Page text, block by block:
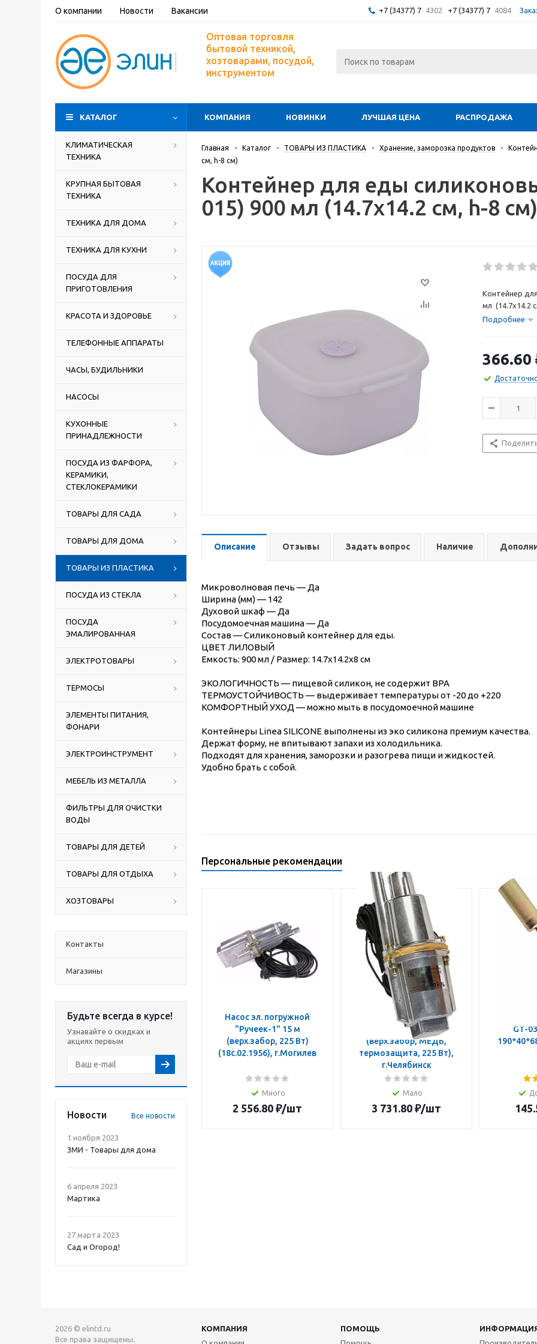
О компании Новости Вакансии +7 (34377) 7 4302 +7 (34377) 7 4084
Оптовая торговля
бытовой техникой,
хозтоварами, посудой,
инструментом
КАТАЛОГ КОМПАНИЯ НОВИНКИ ЛУЧШАЯ ЦЕНА РАСПРОДАЖА
КЛИМАТИЧЕСКАЯ
ТЕХНИКА
КРУПНАЯ БЫТОВАЯ
ТЕХНИКА
ТЕХНИКА ДЛЯ ДОМА
ТЕХНИКА ДЛЯ КУХНИ
ПОСУДА ДЛЯ
ПРИГОТОВЛЕНИЯ
КРАСОТА И ЗДОРОВЬЕ
ТЕЛЕФОННЫЕ АППАРАТЫ
ЧАСЫ, БУДИЛЬНИКИ
НАСОСЫ
КУХОННЫЕ
ПРИНАДЛЕЖНОСТИ
ПОСУДА ИЗ ФАРФОРА,
КЕРАМИКИ,
СТЕКЛОКЕРАМИКИ
ТОВАРЫ ДЛЯ САДА
ТОВАРЫ ДЛЯ ДОМА
ТОВАРЫ ИЗ ПЛАСТИКА
ПОСУДА ИЗ СТЕКЛА
ПОСУДА
ЭМАЛИРОВАННАЯ
ЭЛЕКТРОТОВАРЫ
ТЕРМОСЫ
ЭЛЕМЕНТЫ ПИТАНИЯ,
ФОНАРИ
ЭЛЕКТРОИНСТРУМЕНТ
МЕБЕЛЬ ИЗ МЕТАЛЛА
ФИЛЬТРЫ ДЛЯ ОЧИСТКИ
ВОДЫ
ТОВАРЫ ДЛЯ ДЕТЕЙ
ТОВАРЫ ДЛЯ ОТДЫХА
ХОЗТОВАРЫ
Контакты
Магазины
Будьте всегда в курсе!
Узнавайте о скидках и
акциях первым
Новости Все новости
1 ноября 2023
ЗМИ - Товары для дома
6 апреля 2023
Мартика
27 марта 2023
Сад и Огород!
Главная - Каталог - ТОВАРЫ ИЗ ПЛАСТИКА - Хранение, заморозка продуктов -
см, h-8 см)
Контейнер для еды
015) 900 мл (14.7х14.2 см, h-8 см)
Контейнер
мл (14.7х14.2
Подробнее
366.60
Описание Отзывы Задать вопрос Наличие
Микроволновая печь — Да
Ширина (мм) — 142
Духовой шкаф — Да
Посудомоечная машина — Да
Состав — Силиконовый контейнер для еды.
ЦВЕТ ЛИЛОВЫЙ
Емкость: 900 мл / Размер: 14.7х14.2х8 см
ЭКОЛОГИЧНОСТЬ — пищевой силикон, не содержит BPA
ТЕРМОУСТОЙЧИВОСТЬ — выдерживает температуры от -20 до +220
КОМФОРТНЫЙ УХОД — можно мыть в посудомоечной машине
Контейнеры Linea SILICONE выполнены из эко силикона премиум качества.
Держат форму, не впитывают запахи из холодильника.
Подходят для хранения, заморозки и разогрева пищи и жидкостей.
Удобно брать с собой.
Персональные рекомендации
Насос эл. погружной
"Ручеек-1" 15 м
(верх.забор, 225 Вт)
(18с.02.1956), г.Могилев
Много
2 556.80 ₽/шт
Насос эл. погружной
"Родничок" 40 м
(верх.забор, МЕДЬ,
термозащита, 225 Вт),
г.Челябинск
Мало
3 731.80 ₽/шт
Газовая
GT-03 (2.93 кВт,
2026 © elintd.ru
Все права защищены.
КОМПАНИЯ ПОМОЩЬ